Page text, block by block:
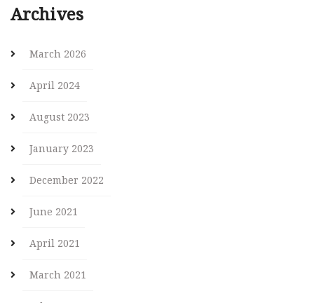
Archives
March 2026
April 2024
August 2023
January 2023
December 2022
June 2021
April 2021
March 2021